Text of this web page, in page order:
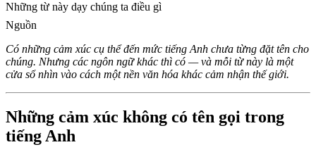
Những từ này dạy chúng ta điều gì
Nguồn
Có những cảm xúc cụ thể đến mức tiếng Anh chưa từng đặt tên cho
chúng. Nhưng các ngôn ngữ khác thì có — và mỗi từ này là một
cửa sổ nhìn vào cách một nền văn hóa khác cảm nhận thế giới.
Những cảm xúc không có tên gọi trong
tiếng Anh